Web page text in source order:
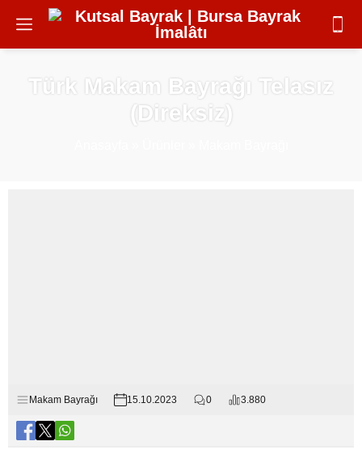
Türk Makam Bayrağı Telasız
(Direksiz)
Makam Bayrağı 15.10.2023 0 3.880